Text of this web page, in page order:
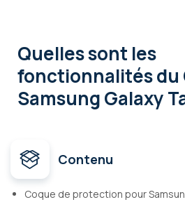
Quelles sont les
fonctionnalitésdu
Samsung Galaxy
Contenu
Coque de protection pour